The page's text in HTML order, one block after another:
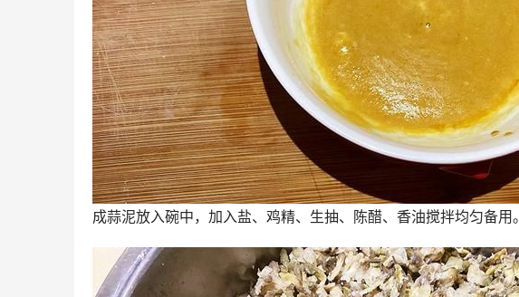
成蒜泥放入碗中，加入盐、鸡精、生抽、陈醋、香油搅拌均匀备用。